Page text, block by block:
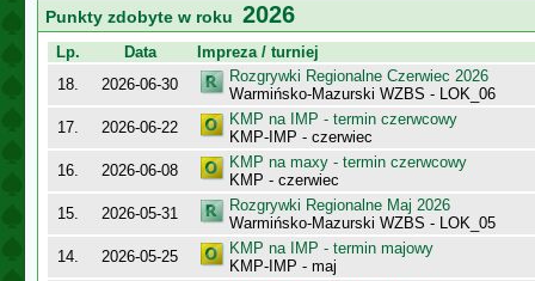
Punkty zdobyte w roku 2026
Lp. Data
Impreza / turniej
18.
2026-06-30
Rozgrywki Regionalne Czerwiec 2026
Warmińsko-Mazurski WZBS - LOK_06
17.
2026-06-22
KMP na IMP - termin czerwcowy
KMP-IMP - czerwiec
16.
2026-06-08
KMP na maxy - termin czerwcowy
KMP - czerwiec
15.
2026-05-31
Rozgrywki Regionalne Maj 2026
Warmińsko-Mazurski WZBS - LOK_05
14.
2026-05-25
KMP na IMP - termin majowy
KMP-IMP - maj